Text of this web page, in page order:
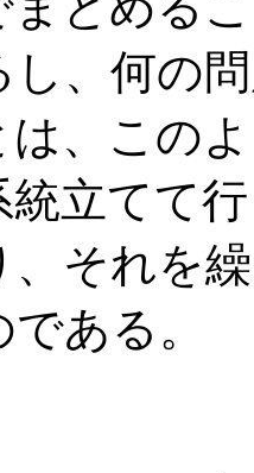
し、何の
は、この
統立てて
、それを
ある。